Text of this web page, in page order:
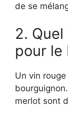
de se
2.
pour
Un vin
merlot sont